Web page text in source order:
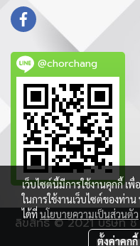
@chorchang
ลิขสิทธิ์ © 2021 บริษัท ช
เว็บไซต์นี้มีการใช้งานคุกกี้
ในการใช้งานเว็บไซต์ของท่า
ได้ที่นโยบายความเป็นส่วนตัว
ตั้งค่าคุกกี้